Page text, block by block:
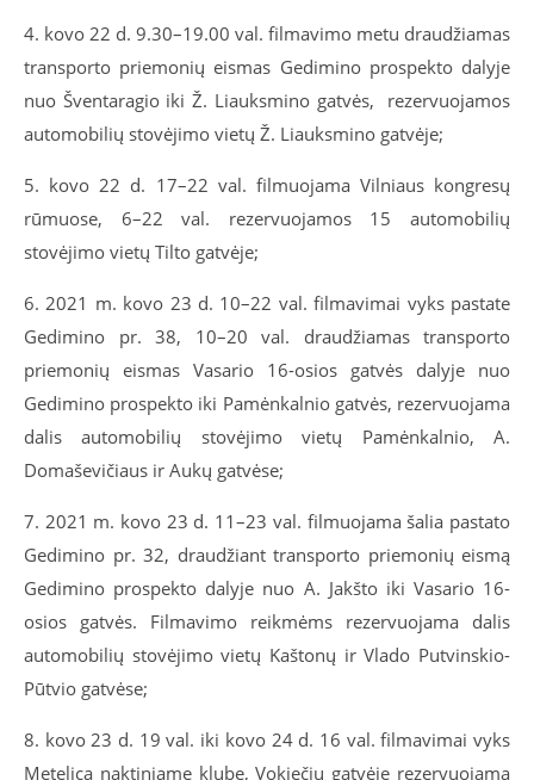
4. kovo 22 d. 9.30–19.00 val. filmavimo metu draudžiamas
transporto priemonių eismas Gedimino prospekto dalyje
nuo Šventaragio iki Ž. Liauksmino gatvės, rezervuojamos
automobilių stovėjimo vietų Ž. Liauksmino gatvėje;
5. kovo 22 d. 17–22 val. filmuojama Vilniaus kongresų
rūmuose, 6–22 val. rezervuojamos 15 automobilių
stovėjimo vietų Tilto gatvėje;
6. 2021 m. kovo 23 d. 10–22 val. filmavimai vyks pastate
Gedimino pr. 38, 10–20 val. draudžiamas transporto
priemonių eismas Vasario 16-osios gatvės dalyje nuo
Gedimino prospekto iki Pamėnkalnio gatvės, rezervuojama
dalis automobilių stovėjimo vietų Pamėnkalnio, A.
Domaševičiaus ir Aukų gatvėse;
7. 2021 m. kovo 23 d. 11–23 val. filmuojama šalia pastato
Gedimino pr. 32, draudžiant transporto priemonių eismą
Gedimino prospekto dalyje nuo A. Jakšto iki Vasario 16-
osios gatvės. Filmavimo reikmėms rezervuojama dalis
automobilių stovėjimo vietų Kaštonų ir Vlado Putvinskio-
Pūtvio gatvėse;
8. kovo 23 d. 19 val. iki kovo 24 d. 16 val. filmavimai vyks
Metelica naktiniame klube, Vokiečių gatvėje rezervuojama